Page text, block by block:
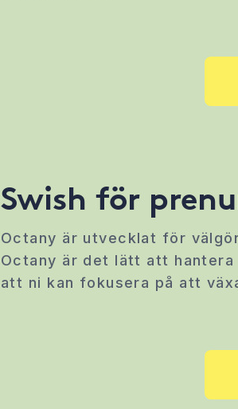
Swish för
Octany är utvecklat för
Octany är det lätt att
att ni kan fokusera på att